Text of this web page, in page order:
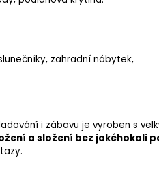
zahradní nábytek,
i zábavu je vyroben s
a složení bez jakéhokoli